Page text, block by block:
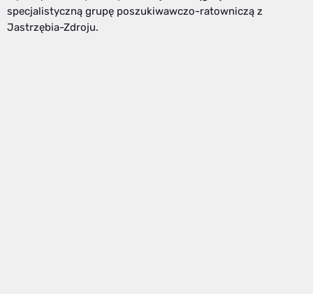
specjalistyczną grupę poszukiwawczo-ratowniczą z
Jastrzębia-Zdroju.